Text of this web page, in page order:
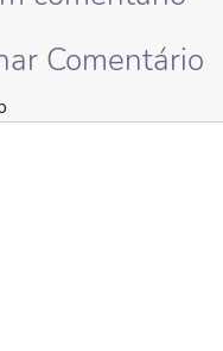
Comentário